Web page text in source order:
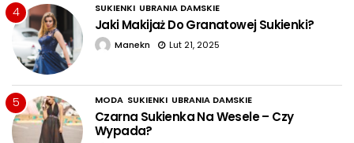
4 SUKIENKI UBRANIA DAMSKIE
Jaki Makijaż Do Granatowej Sukienki?
Manekn Lut 21, 2025
5 MODA SUKIENKI UBRANIA DAMSKIE
Czarna Sukienka Na Wesele – Czy
Wypada?